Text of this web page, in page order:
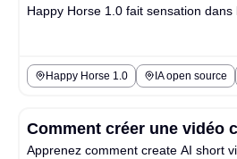
Happy Horse 1.0 fait sensation
Happy Horse 1.0 IA open source
Comment créer une vidéo
Apprenez comment create AI short